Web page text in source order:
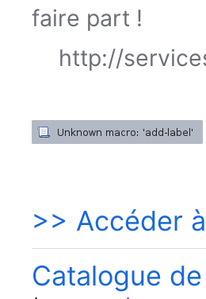
faire part !
http://
>> Accéder
Catalogue